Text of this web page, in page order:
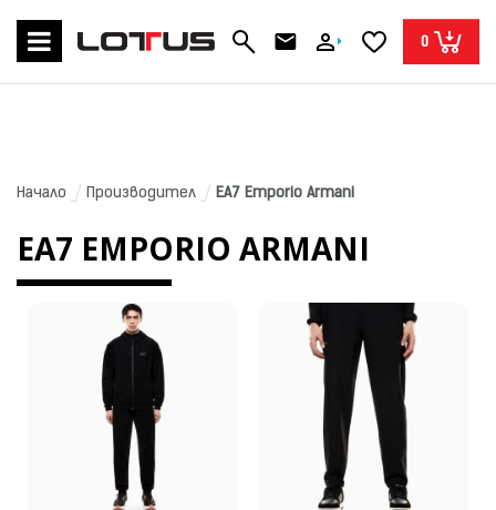
0
Начало Производител EA7 Emporio Armani
EA7 EMPORIO ARMANI